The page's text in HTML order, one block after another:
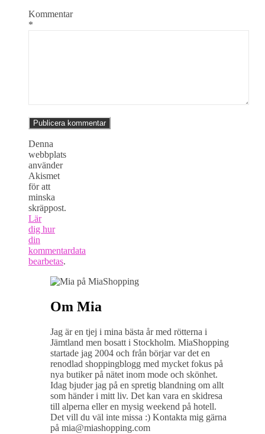
Kommentar
*
Denna
webbplats
använder
Akismet
för att
minska
skräppost.
Lär
dig hur
din
kommentardata
bearbetas.
Om Mia
Jag är en tjej i mina bästa år med rötterna i
Jämtland men bosatt i Stockholm. MiaShopping
startade jag 2004 och från börjar var det en
renodlad shoppingblogg med mycket fokus på
nya butiker på nätet inom mode och skönhet.
Idag bjuder jag på en spretig blandning om allt
som händer i mitt liv. Det kan vara en skidresa
till alperna eller en mysig weekend på hotell.
Det vill du väl inte missa :) Kontakta mig gärna
på mia@miashopping.com